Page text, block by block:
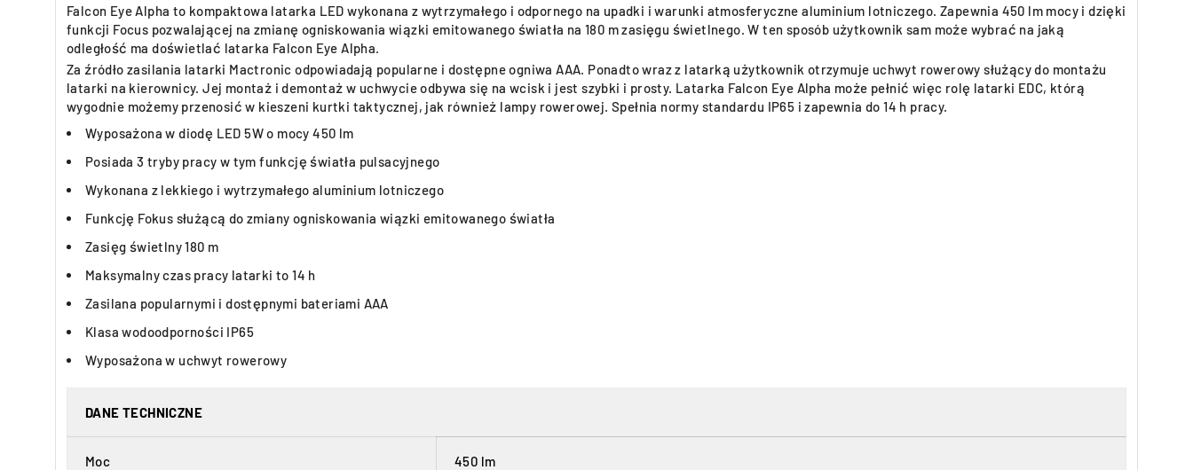
Falcon Eye Alpha to kompaktowa latarka LED wykonana z wytrzymałego i odpornego na upadki i warunki atmosferyczne aluminium lotniczego. Zapewnia 450 lm mocy i dzięki
funkcji Focus pozwalającej na zmianę ogniskowania wiązki emitowanego światła na 180 m zasięgu świetlnego. W ten sposób użytkownik sam może wybrać na jaką
odległość ma doświetlać latarka Falcon Eye Alpha.
Za źródło zasilania latarki Mactronic odpowiadają popularne i dostępne ogniwa AAA. Ponadto wraz z latarką użytkownik otrzymuje uchwyt rowerowy służący do montażu
latarki na kierownicy. Jej montaż i demontaż w uchwycie odbywa się na wcisk i jest szybki i prosty. Latarka Falcon Eye Alpha może pełnić więc rolę latarki EDC, którą
wygodnie możemy przenosić w kieszeni kurtki taktycznej, jak również lampy rowerowej. Spełnia normy standardu IP65 i zapewnia do 14 h pracy.
Wyposażona w diodę LED 5W o mocy 450 lm
Posiada 3 tryby pracy w tym funkcję światła pulsacyjnego
Wykonana z lekkiego i wytrzymałego aluminium lotniczego
Funkcję Fokus służącą do zmiany ogniskowania wiązki emitowanego światła
Zasięg świetlny 180 m
Maksymalny czas pracy latarki to 14 h
Zasilana popularnymi i dostępnymi bateriami AAA
Klasa wodoodporności IP65
Wyposażona w uchwyt rowerowy
DANE TECHNICZNE
Moc 450 lm